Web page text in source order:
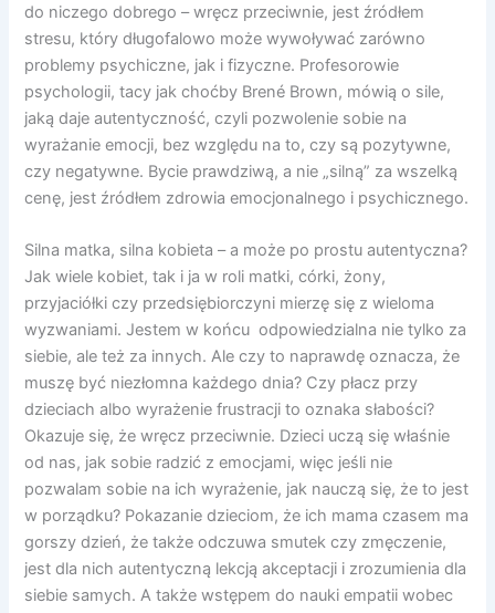
do niczego dobrego – wręcz przeciwnie, jest źródłem
stresu, który długofalowo może wywoływać zarówno
problemy psychiczne, jak i fizyczne. Profesorowie
psychologii, tacy jak choćby Brené Brown, mówią o sile,
jaką daje autentyczność, czyli pozwolenie sobie na
wyrażanie emocji, bez względu na to, czy są pozytywne,
czy negatywne. Bycie prawdziwą, a nie „silną” za wszelką
cenę, jest źródłem zdrowia emocjonalnego i psychicznego.
Silna matka, silna kobieta – a może po prostu autentyczna?
Jak wiele kobiet, tak i ja w roli matki, córki, żony,
przyjaciółki czy przedsiębiorczyni mierzę się z wieloma
wyzwaniami. Jestem w końcu odpowiedzialna nie tylko za
siebie, ale też za innych. Ale czy to naprawdę oznacza, że
muszę być niezłomna każdego dnia? Czy płacz przy
dzieciach albo wyrażenie frustracji to oznaka słabości?
Okazuje się, że wręcz przeciwnie. Dzieci uczą się właśnie
od nas, jak sobie radzić z emocjami, więc jeśli nie
pozwalam sobie na ich wyrażenie, jak nauczą się, że to jest
w porządku? Pokazanie dzieciom, że ich mama czasem ma
gorszy dzień, że także odczuwa smutek czy zmęczenie,
jest dla nich autentyczną lekcją akceptacji i zrozumienia dla
siebie samych. A także wstępem do nauki empatii wobec